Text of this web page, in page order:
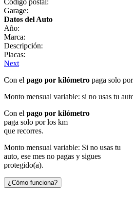
Garage:
Datos del Auto
Año:
Marca:
Descripción:
Placas:
Next
Con el pago por kilómetro paga solo
Monto mensual variable: si no usas tu
Con el pago por kilómetro
paga solo por los km
que recorres.
Monto mensual variable: Si no usas tu
auto, ese mes no pagas y sigues
protegido(a).
¿Cómo funciona?